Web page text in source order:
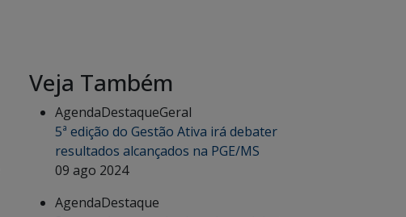
Veja Também
AgendaDestaqueGeral
5ª edição do Gestão Ativa irá debater
resultados alcançados na PGE/MS
09 ago 2024
AgendaDestaque